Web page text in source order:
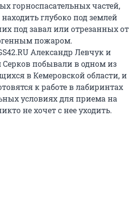
горноспасательных частей,
глубоко под землей
под завал или отрезанных от
пожаром.
Александр Левчук и
побывали в одном из
в Кемеровской области, и
к работе в лабиринтах
условиях для приема на
не хочет с нее уходить.